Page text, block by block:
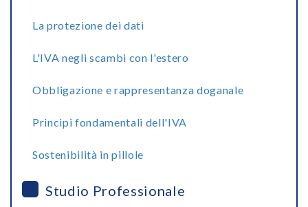
La protezione dei dati
L'IVA negli scambi con l'estero
Obbligazione e rappresentanza doganale
Principi fondamentali dell'IVA
Sostenibilità in pillole
Studio Professionale